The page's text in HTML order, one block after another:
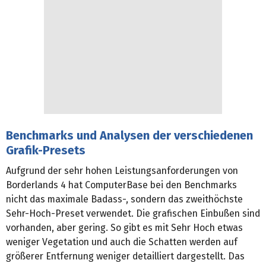
Benchmarks und Analysen der verschiedenen
Grafik-Presets
Aufgrund der sehr hohen Leistungsanforderungen von
Borderlands 4 hat ComputerBase bei den Benchmarks
nicht das maximale Badass-, sondern das zweithöchste
Sehr-Hoch-Preset verwendet. Die grafischen Einbußen sind
vorhanden, aber gering. So gibt es mit Sehr Hoch etwas
weniger Vegetation und auch die Schatten werden auf
größerer Entfernung weniger detailliert dargestellt. Das